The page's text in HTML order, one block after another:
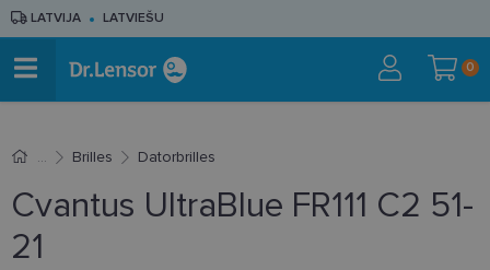
LATVIJA LATVIEŠU
0
Brilles Datorbrilles
Cvantus UltraBlue FR111 C2 51-
21